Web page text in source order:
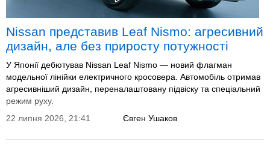
Nissan представив Leaf Nismo: агресивний
дизайн, але без приросту потужності
У Японії дебютував Nissan Leaf Nismo — новий флагман
модельної лінійки електричного кросовера. Автомобіль отримав
агресивніший дизайн, переналаштовану підвіску та спеціальний
режим руху.
Євген Ушаков
22 липня 2026, 21:41